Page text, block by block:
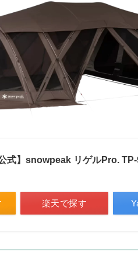
式】snowpeak リゲルPro.
楽天で探す